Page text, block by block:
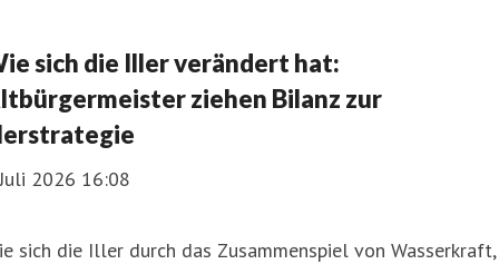
sich die Iller verändert hat:
ziehen Bilanz zur
2026 16:08
sich die Iller durch das Zusammenspiel von Wasserkraft,